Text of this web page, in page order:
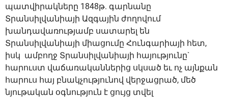
պատվիրակները 1848թ. գարնանը
Տրանսիլվանիայի Ազգային ժողովում
խանդավառությամբ սատարել են
Տրանսիլվանիայի միացումը Հունգարիայի հետ,
իսկ ամբողջ Տրանսիլվանիայի հայությունը`
հարուստ վաճառականներից սկսած եւ ոչ այնքան
հարուս հայ բնակչությունով վերջացրած, մեծ
նյութական օգնություն է ցույց տվել